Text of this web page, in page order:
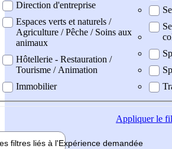
Direction d'entreprise
Espaces verts et naturels /
Agriculture / Pêche / Soins aux
animaux
Hôtellerie - Restauration /
Tourisme / Animation
Immobilier
Appliquerle
filtres liés à l'Expérience demandée